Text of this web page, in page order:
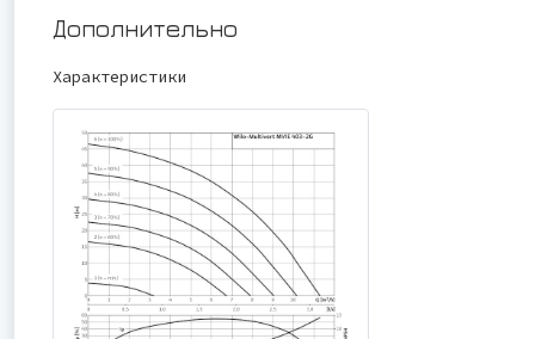
Дополнительно
Характеристики